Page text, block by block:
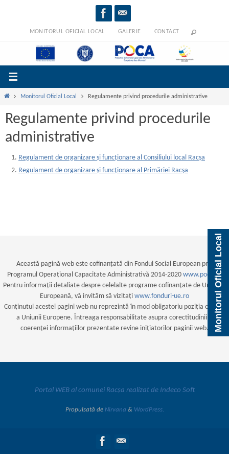
MONITORUL OFICIAL LOCAL GALERIE CONTACT
PrimaMonitorul Oficial Local Regulamente privind procedurile administrative
Regulamente privind procedurile
administrative
Regulament de organizare și funcționare al Consiliului local Racșa
Regulament de organizare și funcționare al Primăriei Racșa
Această pagină web este cofinanțată din Fondul Social European prin
Programul Operațional Capacitate Administrativă 2014-2020 www.poca.ro
Pentru informații detaliate despre celelalte programe cofinanțate de Uniunea
Europeană, vă invităm să vizitați www.fonduri-ue.ro
Conținutul acestei pagini web nu reprezintă în mod obligatoriu poziția oficială
a Uniunii Europene. Întreaga responsabilitate asupra corectitudinii și
coerenței informațiilor prezentate revine inițiatorilor paginii web.
Portal WEB al comunei Racșa realizat de Indeco Soft
Propulsată de Nirvana & WordPress.
Monitorul Oficial Local